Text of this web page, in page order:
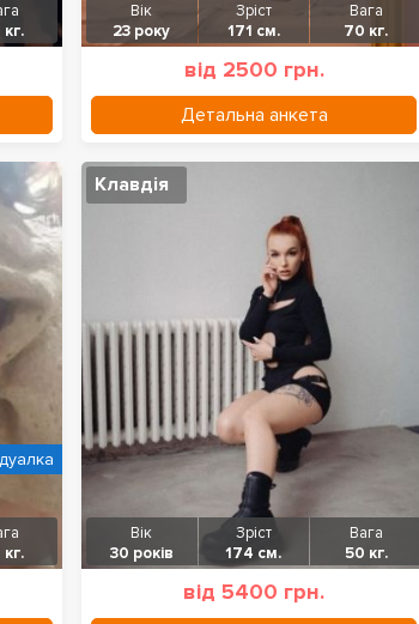
Вік
23 року
Зріст
171 см.
Вага
70 кг.
від 2500 грн.
Детальна анкета
Клавдія
Вік
30 років
Зріст
174 см.
Вага
50 кг.
від 5400 грн.